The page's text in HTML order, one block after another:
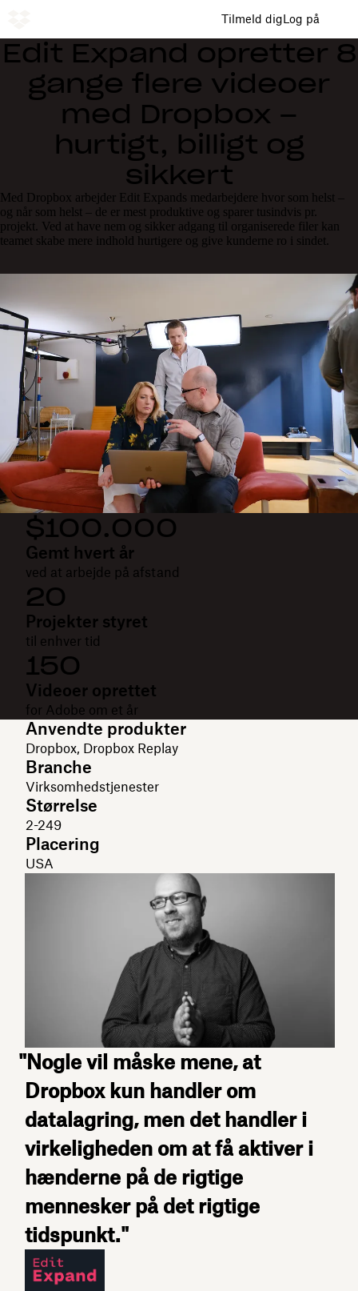
Tilmeld digLog på
Edit Expand opretter 8
gange flere videoer
med Dropbox –
hurtigt, billigt og
sikkert
Med Dropbox arbejder Edit Expands medarbejdere hvor som helst –
og når som helst – de er mest produktive og sparer tusindvis pr.
projekt. Ved at have nem og sikker adgang til organiserede filer kan
teamet skabe mere indhold hurtigere og give kunderne ro i sindet.
$100.000
Gemt hvert år
ved at arbejde på afstand
20
Projekter styret
til enhver tid
150
Videoer oprettet
for Adobe om et år
Anvendte produkter
Dropbox, Dropbox Replay
Branche
Virksomhedstjenester
Størrelse
2-249
Placering
USA
"Nogle vil måske mene, at
Dropbox kun handler om
datalagring, men det handler i
virkeligheden om at få aktiver i
hænderne på de rigtige
mennesker på det rigtige
tidspunkt."